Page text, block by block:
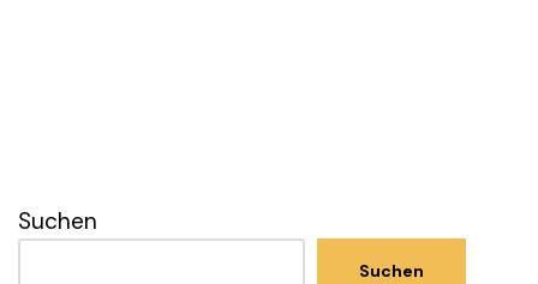
Suchen
Suchen